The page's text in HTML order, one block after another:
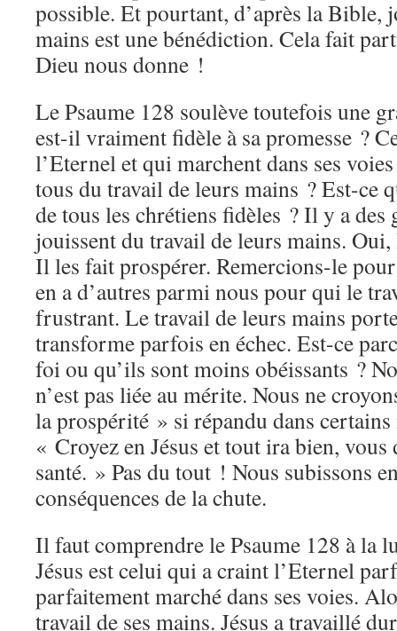
possible. Et pourtant, d’après la Bible,
mains est une bénédiction. Cela fait
Dieu nous donne !
Le Psaume 128 soulève toutefois une
est-il vraiment fidèle à sa promesse ?
l’Eternel et qui marchent dans ses
tous du travail de leurs mains ? Est-ce
de tous les chrétiens fidèles ? Il y a des
jouissent du travail de leurs mains.
Il les fait prospérer. Remercions-le
en a d’autres parmi nous pour qui le
frustrant. Le travail de leurs mains
transforme parfois en échec. Est-ce
foi ou qu’ils sont moins obéissants ?
n’est pas liée au mérite. Nous ne
la prospérité » si répandu dans
« Croyez en Jésus et tout ira bien,
santé. » Pas du tout ! Nous subissons
conséquences de la chute.
Il faut comprendre le Psaume 128 à la
Jésus est celui qui a craint l’Eternel
parfaitement marché dans ses voies.
travail de ses mains. Jésus a travaillé